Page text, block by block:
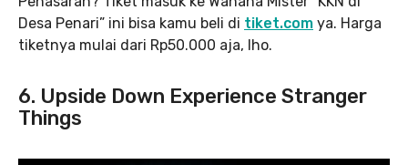
Desa Penari” ini bisa kamu beli di tiket.com ya. Harga
tiketnya mulai dari Rp50.000 aja, lho.
6. Upside Down Experience Stranger
Things